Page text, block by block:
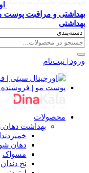
بهداشتی و مراقبت پوست
بهداشتی
ورود | ثبت‌نام
محصولات
بهداشت دهان
دهان
مسواک
نخ دندان